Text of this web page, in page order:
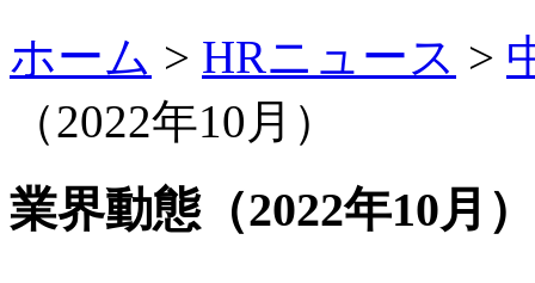
ホーム > HRニュース >
（2022年10月）
業界動態（2022年10月）